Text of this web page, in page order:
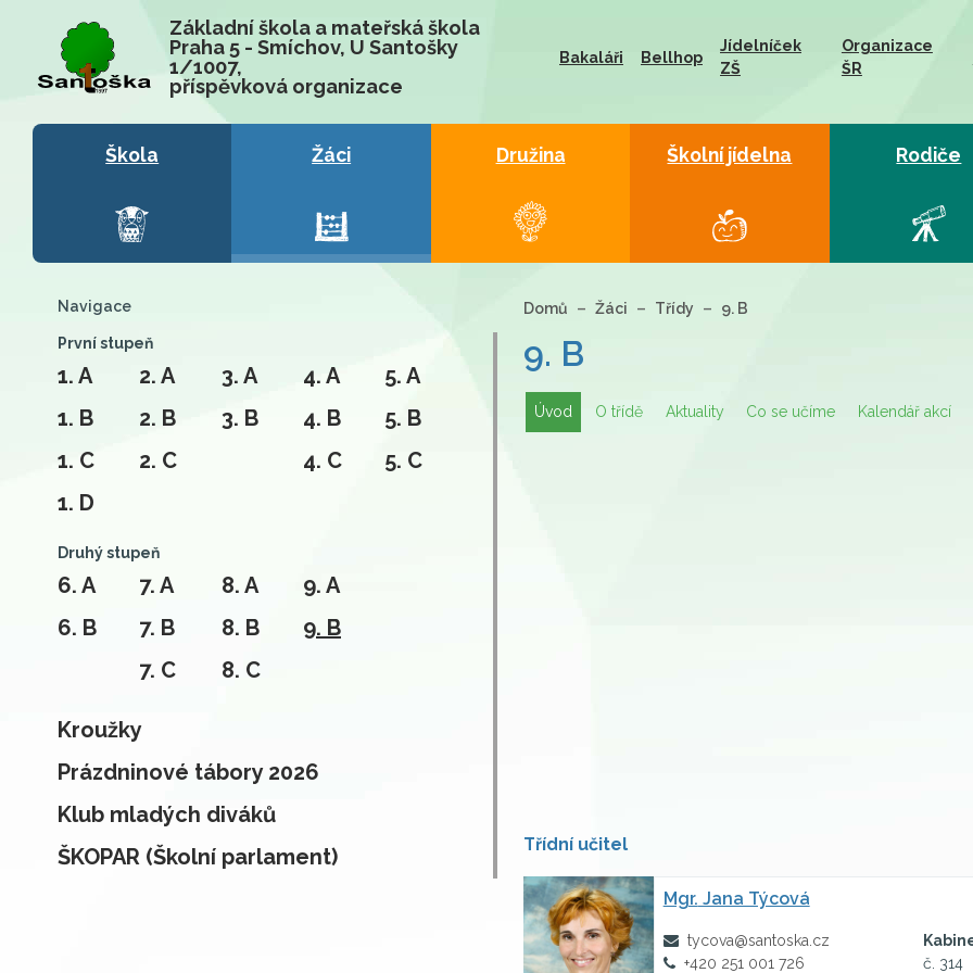
Základní škola a mateřská škola
Praha 5 - Smíchov, U Santošky
1/1007,
příspěvková organizace
Bakaláři Bellhop
Jídelníček
ZŠ
Organizace
ŠR
Škola Žáci Družina Školní jídelna Rodiče
Navigace
První stupeň
1. A
1. B
1. C
1. D
2. A
2. B
2. C
3. A
3. B
4. A
4. B
4. C
5. A
5. B
5. C
Druhý stupeň
6. A
6. B
7. A
7. B
7. C
8. A
8. B
8. C
9. A
9. B
Kroužky
Prázdninové tábory 2026
Klub mladých diváků
ŠKOPAR (Školní parlament)
Domů Žáci Třídy 9. B
9. B
Úvod O třídě Aktuality Co se učíme Kalendář akcí
Třídní učitel
Mgr. Jana Týcová
tycova@santoska.cz
+420 251 001 726
č. 314